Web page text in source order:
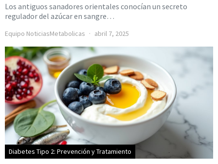
Los antiguos sanadores orientales conocían un secreto
regulador del azúcar en sangre…
Equipo NoticiasMetabolicas abril 7, 2025
Diabetes Tipo 2: Prevención y Tratamiento